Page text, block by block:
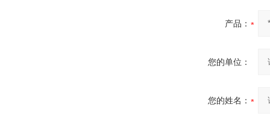
产品：
您的单位：
您的姓名：